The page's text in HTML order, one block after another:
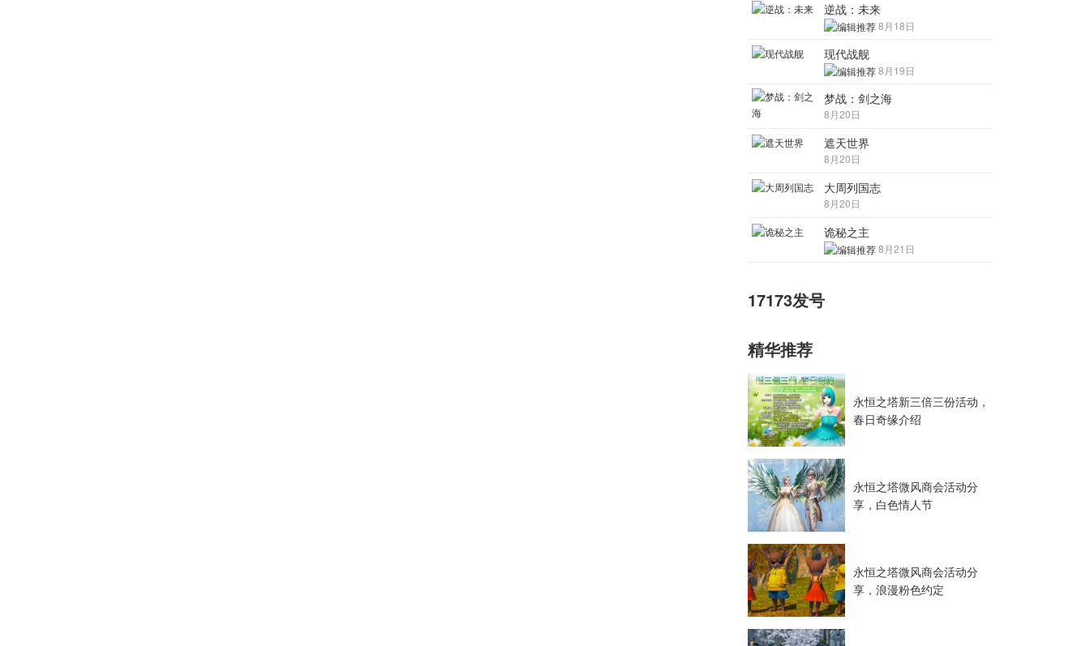
逆战：未来
8月18日
现代战舰
8月19日
梦战：剑之海
8月20日
遮天世界
8月20日
大周列国志
8月20日
诡秘之主
8月21日
17173发号
精华推荐
永恒之塔新三倍三份活动，
春日奇缘介绍
永恒之塔微风商会活动分
享，白色情人节
永恒之塔微风商会活动分
享，浪漫粉色约定